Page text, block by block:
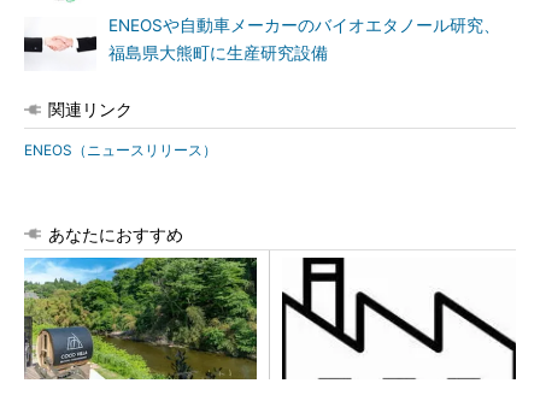
ENEOSや自動車メーカーのバイオエタノール研究、
福島県大熊町に生産研究設備
関連リンク
ENEOS（ニュースリリース）
あなたにおすすめ